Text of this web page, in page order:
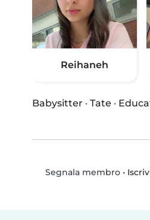
Reihaneh
Babysitter · Tate ·
Segnala membro•